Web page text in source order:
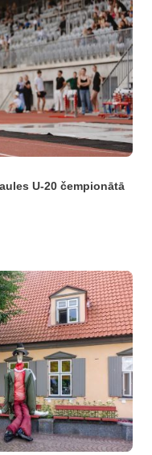
U-20 čempionātā